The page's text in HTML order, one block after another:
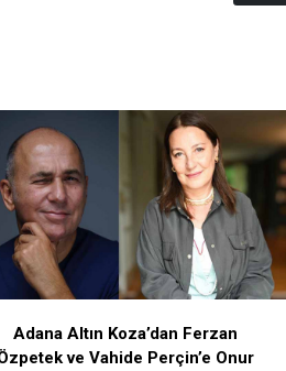
Adana Altın Koza’dan Ferzan
ve Vahide Perçin’e Onur